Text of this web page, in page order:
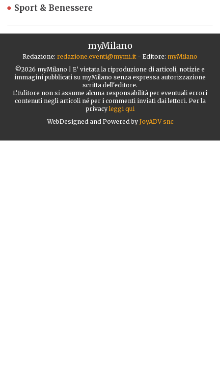
Sport & Benessere
myMilano
Redazione: redazione.eventi@mymi.it- Editore: myMilano
©2026 myMilano | E' vietata la riproduzione di articoli, notizie e
immagini pubblicati su myMilano senza espressa autorizzazione
scritta dell'editore.
L'Editore non si assume alcuna responsabilità per eventuali errori
contenuti negli articoli né per i commenti inviati dai lettori. Per la
privacyleggi qui
WebDesigned and Powered by JoyADV snc